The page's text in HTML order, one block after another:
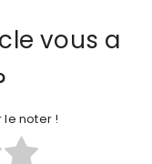
vous a
le noter !